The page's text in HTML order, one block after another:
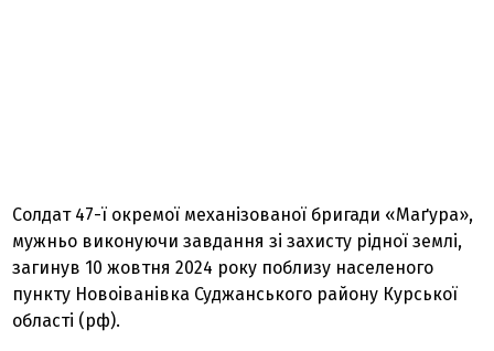
Солдат 47-ї окремої механізованої бригади «Маґура»,
мужньо виконуючи завдання зі захисту рідної землі,
загинув 10 жовтня 2024 року поблизу населеного
пункту Новоіванівка Суджанського району Курської
області (рф).